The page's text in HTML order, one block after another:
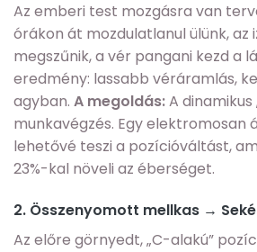
Az emberi test mozgásra van
órákon át mozdulatlanul ülünk,
megszűnik, a vér pangani kezd a
eredmény: lassabb véráramlás,
agyban. A megoldás:A
munkavégzés. Egy elektromosan
lehetővé teszi a pozícióváltást,
23%-kal növeli az éberséget.
2. Összenyomott mellkas →
Az előre görnyedt, „C-alakú”